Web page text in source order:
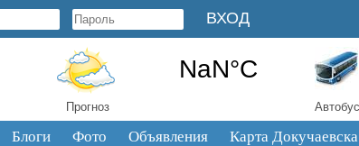
Прогноз
Блоги Фото Объявления Карта Докучаевска